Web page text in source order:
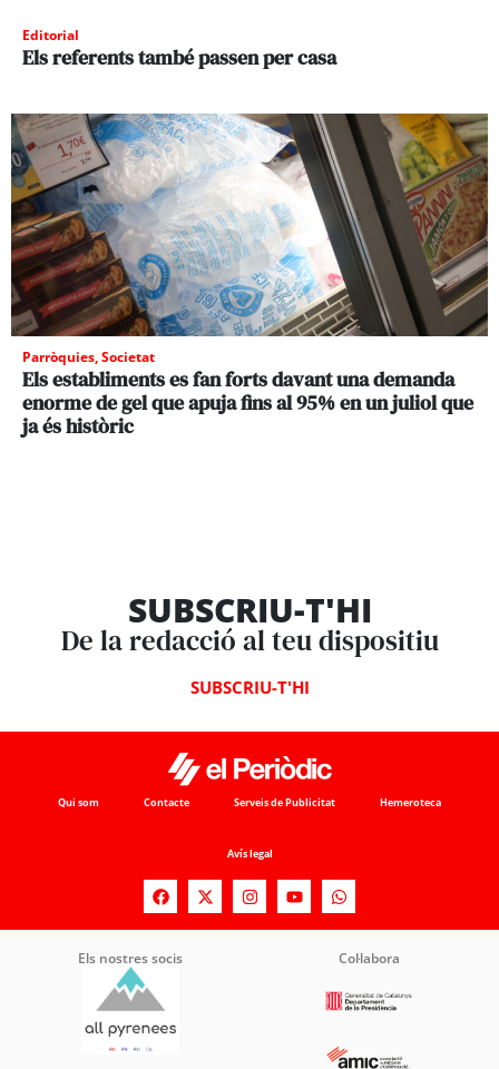
Editorial
Els referents també passen per casa
Parròquies,Societat
Els establiments es fan forts davant una demanda
enorme de gel que apuja fins al 95% en un juliol que
ja és històric
SUBSCRIU-T'HI
De la redacció al teu dispositiu
SUBSCRIU-T'HI
Qui som Contacte Serveis de Publicitat Hemeroteca
Avís legal
Els nostres socis Col·labora